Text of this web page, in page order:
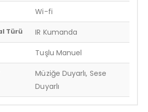
Wi-fi
Türü IR Kumanda
Tuşlu Manuel
Müziğe Duyarlı, Sese
Duyarlı